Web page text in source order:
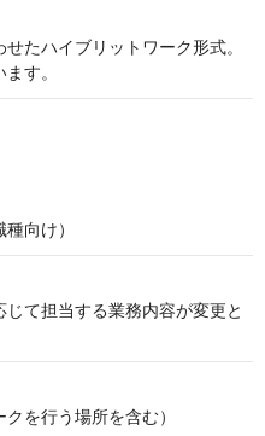
たハイブリットワーク形式。
す。
向け）
て担当する業務内容が変更と
を行う場所を含む）